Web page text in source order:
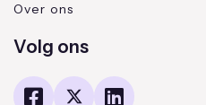
Over ons
Volg ons